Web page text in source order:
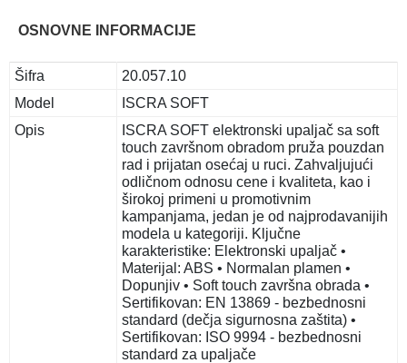
OSNOVNE INFORMACIJE
Šifra
20.057.10
Model
ISCRA SOFT
Opis
ISCRA SOFT elektronski upaljač sa soft
touch završnom obradom pruža pouzdan
rad i prijatan osećaj u ruci. Zahvaljujući
odličnom odnosu cene i kvaliteta, kao i
širokoj primeni u promotivnim
kampanjama, jedan je od najprodavanijih
modela u kategoriji. Ključne
karakteristike: Elektronski upaljač •
Materijal: ABS • Normalan plamen •
Dopunjiv • Soft touch završna obrada •
Sertifikovan: EN 13869 - bezbednosni
standard (dečja sigurnosna zaštita) •
Sertifikovan: ISO 9994 - bezbednosni
standard za upaljače